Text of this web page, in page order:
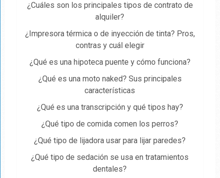
¿Cuáles son los principales tipos de contrato de
alquiler?
¿Impresora térmica o de inyección de tinta? Pros,
contras y cuál elegir
¿Qué es una hipoteca puente y cómo funciona?
¿Qué es una moto naked? Sus principales
características
¿Qué es una transcripción y qué tipos hay?
¿Qué tipo de comida comen los perros?
¿Qué tipo de lijadora usar para lijar paredes?
¿Qué tipo de sedación se usa en tratamientos
dentales?